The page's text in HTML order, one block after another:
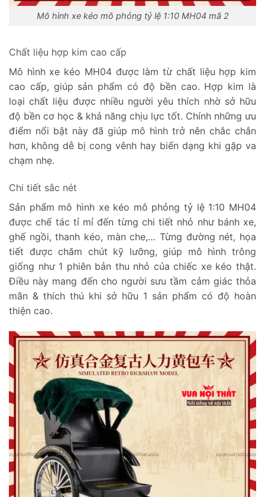
Mô hình xe kéo mô phỏng tỷ lệ 1:10 MH04 mã 2
Chất liệu hợp kim cao cấp
Mô hình xe kéo MH04 được làm từ chất liệu hợp kim
cao cấp, giúp sản phẩm có độ bền cao. Hợp kim là
loại chất liệu được nhiều người yêu thích nhờ sở hữu
độ bền cơ học & khả năng chịu lực tốt. Chính những ưu
điểm nổi bật này đã giúp mô hình trở nên chắc chắn
hơn, không dễ bị cong vênh hay biến dạng khi gặp va
chạm nhẹ.
Chi tiết sắc nét
Sản phẩm mô hình xe kéo mô phỏng tỷ lệ 1:10 MH04
được chế tác tỉ mỉ đến từng chi tiết nhỏ như bánh xe,
ghế ngồi, thanh kéo, màn che,… Từng đường nét, họa
tiết được chăm chút kỹ lưỡng, giúp mô hình trông
giống như 1 phiên bản thu nhỏ của chiếc xe kéo thật.
Điều này mang đến cho người sưu tầm cảm giác thỏa
mãn & thích thú khi sở hữu 1 sản phẩm có độ hoàn
thiện cao.